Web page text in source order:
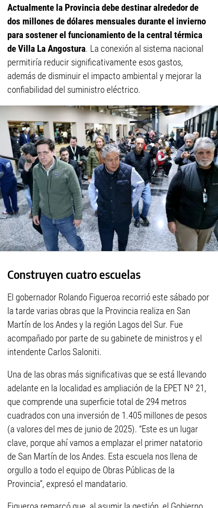
Actualmente la Provincia debe destinar alrededor de
dos millones de dólares mensuales durante el invierno
para sostener el funcionamiento de la central térmica
de Villa La Angostura. La conexión al sistema nacional
permitiría reducir significativamente esos gastos,
además de disminuir el impacto ambiental y mejorar la
confiabilidad del suministro eléctrico.
Construyen cuatro escuelas
El gobernador Rolando Figueroa recorrió este sábado por
la tarde varias obras que la Provincia realiza en San
Martín de los Andes y la región Lagos del Sur. Fue
acompañado por parte de su gabinete de ministros y el
intendente Carlos Saloniti.
Una de las obras más significativas que se está llevando
adelante en la localidad es ampliación de la EPET Nº 21,
que comprende una superficie total de 294 metros
cuadrados con una inversión de 1.405 millones de pesos
(a valores del mes de junio de 2025). “Este es un lugar
clave, porque ahí vamos a emplazar el primer natatorio
de San Martín de los Andes. Esta escuela nos llena de
orgullo a todo el equipo de Obras Públicas de la
Provincia”, expresó el mandatario.